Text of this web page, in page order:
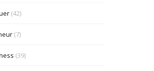
(42)
(7)
(39)